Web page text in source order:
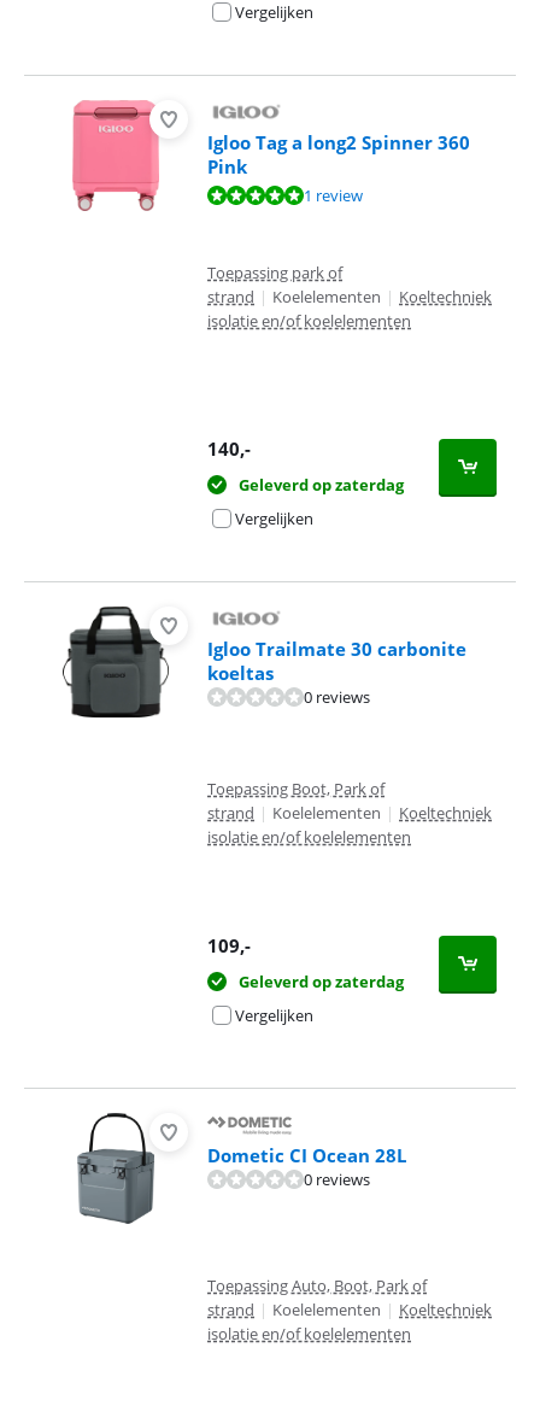
Vergelijken
Igloo Tag a long2 Spinner 360
Pink
Beoordeling is 10 van de 10, gebaseerd op 1 review.
1 review
Toepassing park of
strand | Koelelementen | Koeltechniek
isolatie en/of koelelementen
140,-
Geleverd op zaterdag
Vergelijken
Igloo Trailmate 30 carbonite
koeltas
0 reviews
Toepassing Boot, Park of
strand | Koelelementen | Koeltechniek
isolatie en/of koelelementen
109,-
Geleverd op zaterdag
Vergelijken
Dometic CI Ocean 28L
0 reviews
Toepassing Auto, Boot, Park of
strand | Koelelementen | Koeltechniek
isolatie en/of koelelementen